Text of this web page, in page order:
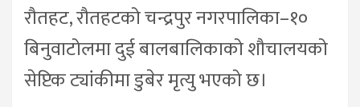
रौतहट, रौतहटको चन्द्रपुर नगरपालिका–१०
बिनुवाटोलमा दुई बालबालिकाको शौचालयको
सेप्टिक ट्यांकीमा डुबेर मृत्यु भएको छ।